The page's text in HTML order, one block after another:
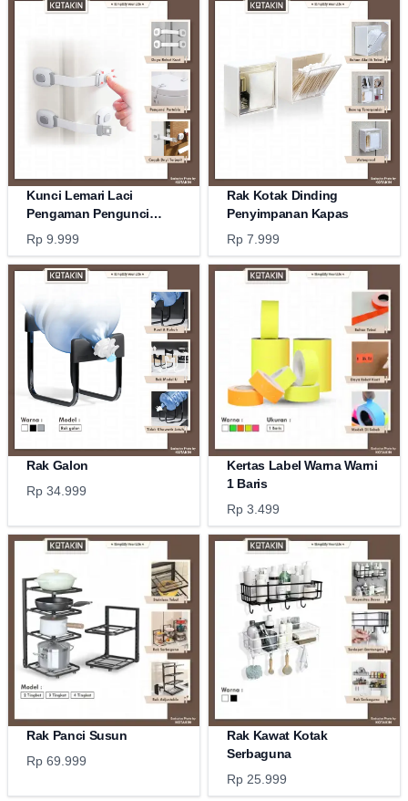
Kunci Lemari Laci
Pengaman Pengunci
Kulkas
Rp 9.999
Rak Kotak Dinding
Penyimpanan Kapas
Rp 7.999
Rak Galon
Rp 34.999
Kertas Label Warna Warni
1 Baris
Rp 3.499
Rak Panci Susun
Rp 69.999
Rak Kawat Kotak
Serbaguna
Rp 25.999